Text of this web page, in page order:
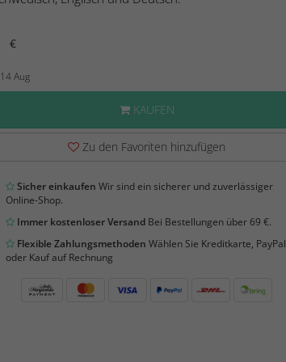
€
Aug
KAUFEN
Zu den Favoriten hinzufügen
Sicher einkaufen Wir sind ein sicherer und zuverlässiger
Online-Shop.
Immer kostenloser VersandBei Bestellungen über 69 €.
Flexible Zahlungsmethoden Wählen Sie Kreditkarte, PayPal
oder Kauf auf Rechnung